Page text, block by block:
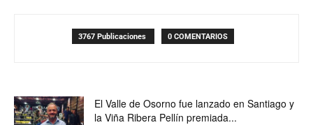
3767 Publicaciones 0 COMENTARIOS
El Valle de Osorno fue lanzado en Santiago y
la Viña Ribera Pellín premiada...